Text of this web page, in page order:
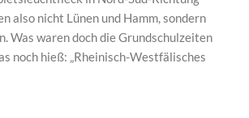
also nicht Lünen und Hamm, sondern
Was waren doch die Grundschulzeiten
noch hieß: „Rheinisch-Westfälisches